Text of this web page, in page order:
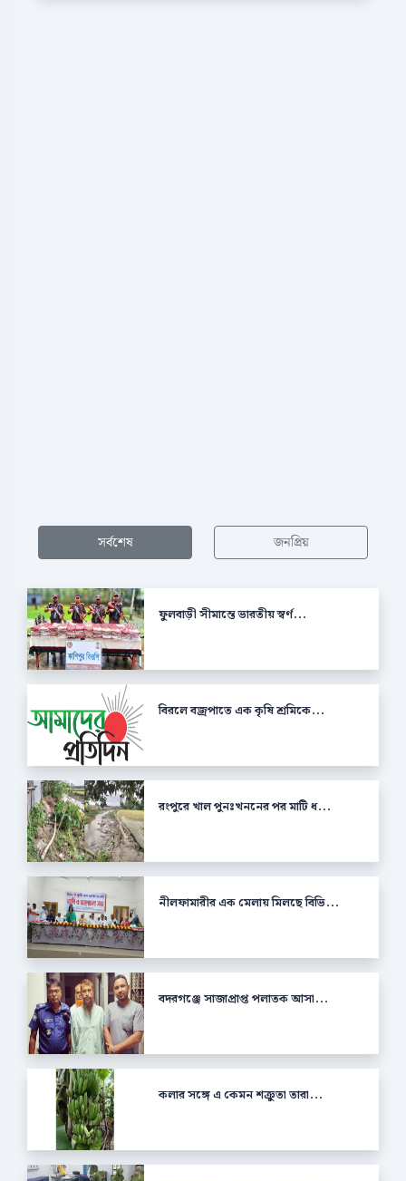
সর্বশেষ জনপ্রিয়
ফুলবাড়ী সীমান্তে ভারতীয় স্বর্ণ...
বিরলে বজ্রপাতে এক কৃষি শ্রমিকে...
রংপুরে খাল পুনঃখননের পর মাটি ধ...
নীলফামারীর এক মেলায় মিলছে বিভি...
বদরগঞ্জে সাজাপ্রাপ্ত পলাতক আসা...
কলার সঙ্গে এ কেমন শক্রুতা তারা...